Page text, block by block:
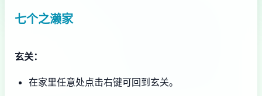
七个之濑家
玄关：
在家里任意处点击右键可回到玄关。